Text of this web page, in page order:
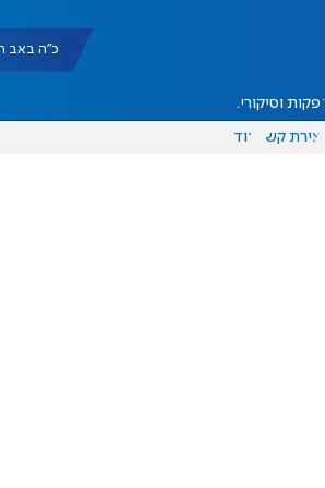
כ"ה באב תשפ"ו
הפקות וסיקורים
יצירת קשר עוד